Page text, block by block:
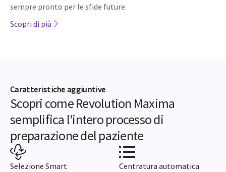
sempre pronto per le sfide future.
Scopri di più
Caratteristiche aggiuntive
Scopri come Revolution Maxima
semplifica l'intero processo di
preparazione del paziente
Selezione Smart
Centratura automatica